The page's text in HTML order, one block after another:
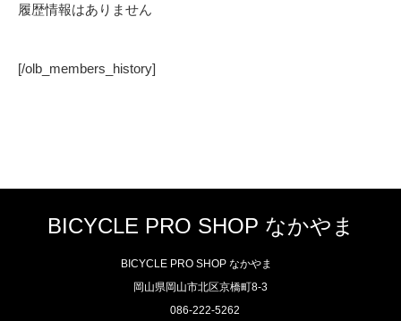
履歴情報はありません
[/olb_members_history]
BICYCLE PRO SHOP なかやま
BICYCLE PRO SHOP なかやま
岡山県岡山市北区京橋町8-3
086-222-5262